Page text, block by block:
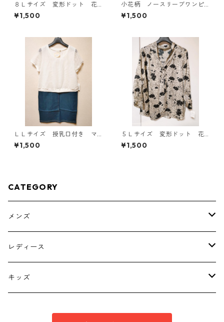
８Ｌサイズ 変形ドット 花
柄 ボウタイブラウス オフ
ホワイト KAE-4769
¥1,500
小花柄 ノースリーブワンピ
ース ４Ｌ ブラック KAE-
4819
¥1,500
ＬＬサイズ 授乳口付き マ
タニティ ドッキングワンピ
ース ホワイト×ブルー KAE
¥1,500
５Ｌサイズ 変形ドット 花
柄 ボウタイブラウス オフ
ホワイト KAE-4765
¥1,500
CATEGORY
メンズ
トップス
ボトムス
レディース
トップス
キッズ